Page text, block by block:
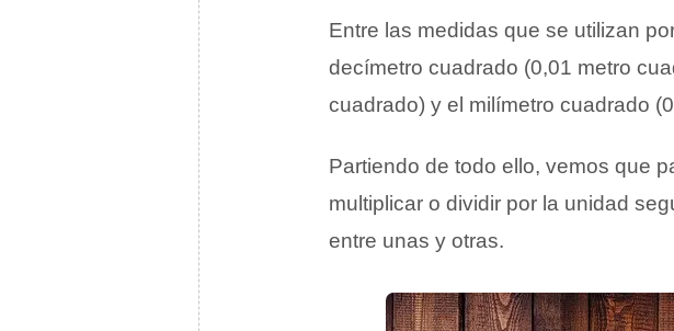
Entre las medidas que se utilizan
decímetro cuadrado (0,01 metro
cuadrado) y el milímetro cuadrado
Partiendo de todo ello, vemos que
multiplicar o dividir por la unidad
entre unas y otras.